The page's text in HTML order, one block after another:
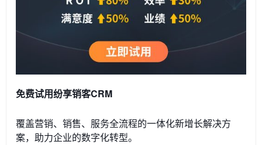
免费试用纷享销客CRM
覆盖营销、销售、服务全流程的一体化新增长解决方
案，助力企业的数字化转型。